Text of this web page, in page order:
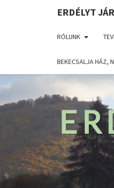
ERDÉLYT
RÓLUNK
BEKECSALJA HÁZ,